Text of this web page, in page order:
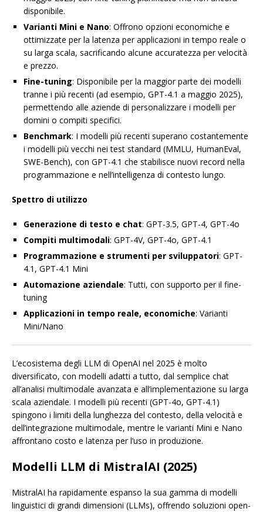
disponibile.
Varianti Mini e Nano: Offrono opzioni economiche e
ottimizzate per la latenza per applicazioni in tempo reale o
su larga scala, sacrificando alcune accuratezza per velocità
e prezzo.
Fine-tuning: Disponibile per la maggior parte dei modelli
tranne i più recenti (ad esempio, GPT-4.1 a maggio 2025),
permettendo alle aziende di personalizzare i modelli per
domini o compiti specifici.
Benchmark: I modelli più recenti superano costantemente
i modelli più vecchi nei test standard (MMLU, HumanEval,
SWE-Bench), con GPT-4.1 che stabilisce nuovi record nella
programmazione e nell’intelligenza di contesto lungo.
Spettro di utilizzo
Generazione di testo e chat: GPT-3.5, GPT-4, GPT-4o
Compiti multimodali: GPT-4V, GPT-4o, GPT-4.1
Programmazione e strumenti per sviluppatori: GPT-
4.1, GPT-4.1 Mini
Automazione aziendale: Tutti, con supporto per il fine-
tuning
Applicazioni in tempo reale, economiche: Varianti
Mini/Nano
L’ecosistema degli LLM di OpenAI nel 2025 è molto
diversificato, con modelli adatti a tutto, dal semplice chat
all’analisi multimodale avanzata e all’implementazione su larga
scala aziendale. I modelli più recenti (GPT-4o, GPT-4.1)
spingono i limiti della lunghezza del contesto, della velocità e
dell’integrazione multimodale, mentre le varianti Mini e Nano
affrontano costo e latenza per l’uso in produzione.
Modelli LLM di MistralAI (2025)
MistralAI ha rapidamente espanso la sua gamma di modelli
linguistici di grandi dimensioni (LLMs), offrendo soluzioni open-